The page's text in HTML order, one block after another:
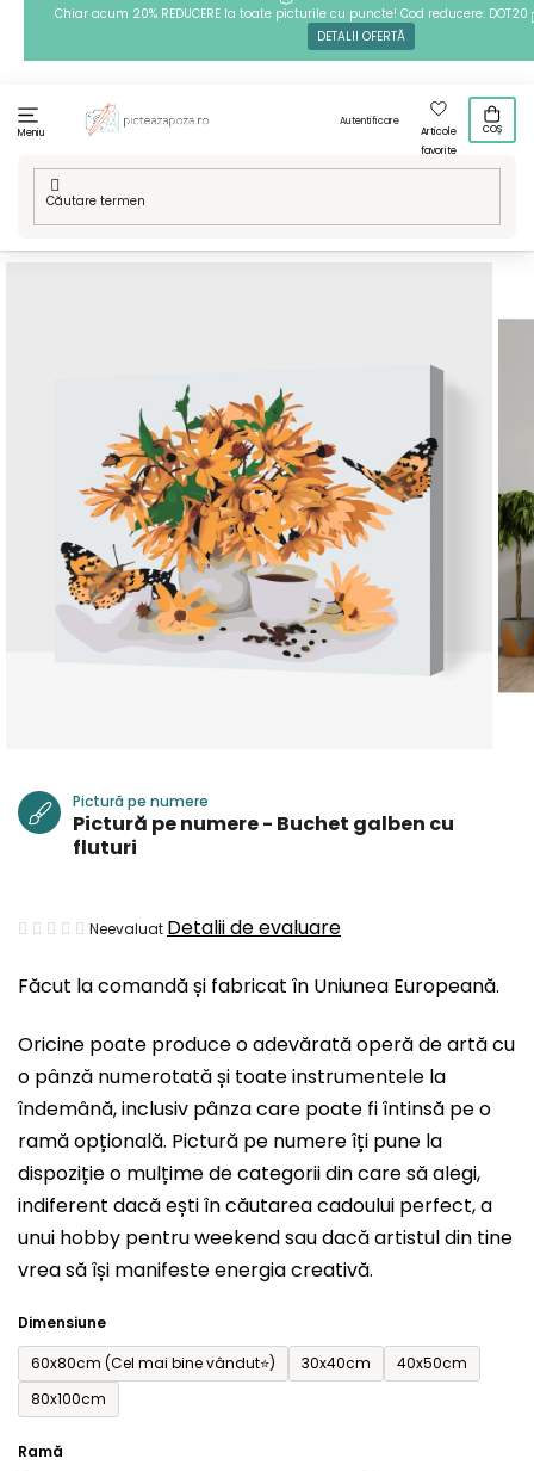
Chiar acum 20% REDUCERE la toate picturile cu puncte! Cod reducere: DOT20
DETALII OFERTĂ
Meniu
Autentificare
Articole
favorite
COȘ
Acasă
Flori în vază
fluturi
Făcut la comandă și fabricat în Uniunea Europeană.
Oricine poate produce o adevărată operă de artă cu
o pânză numerotată și toate instrumentele la
îndemână, inclusiv pânza care poate fi întinsă pe o
ramă opțională. Pictură pe numere îți pune la
dispoziție o mulțime de categorii din care să alegi,
indiferent dacă ești în căutarea cadoului perfect, a
unui hobby pentru weekend sau dacă artistul din tine
vrea să își manifeste energia creativă.
Dimensiune
60x80cm (Cel mai bine vândut⭐)
30x40cm
40x50cm
80x100cm
Ramă
Pictură pe numere
Pictură pe numere - Buchet galben cu
fluturi
Evaluarea
a
este
0,0
din
5
stele.
Neevaluat Detalii de evaluare